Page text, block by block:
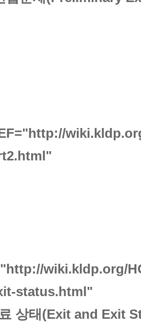
wiki.kldp.org/
status.html"
상태(Exit and Exit